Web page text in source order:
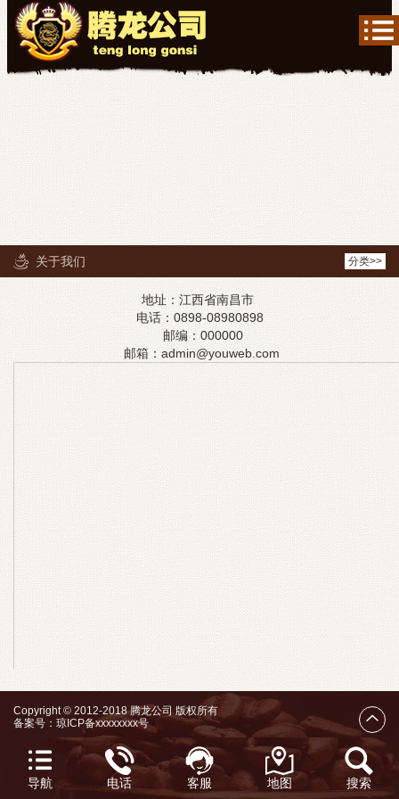
关于我们 分类>>
地址：江西省南昌市
电话：0898-08980898
邮编：000000
邮箱：admin@youweb.com
Copyright © 2012-2018 腾龙公司 版权所有
备案号： 琼ICP备xxxxxxxx号
导航 电话 客服 地图 搜索